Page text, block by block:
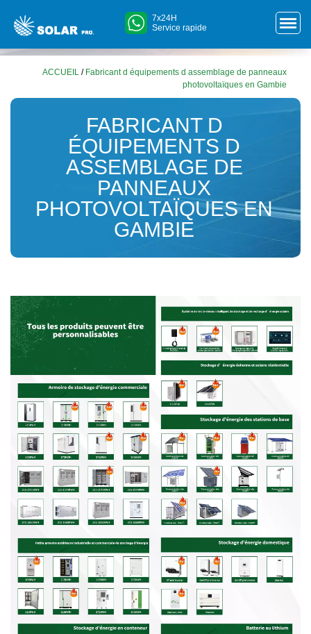
7x24H
Service rapide
ACCUEIL / Fabricant d équipements d assemblage de panneaux
photovoltaïques en Gambie
FABRICANT D
ÉQUIPEMENTS D
ASSEMBLAGE DE
PANNEAUX
PHOTOVOLTAÏQUES EN
GAMBIE